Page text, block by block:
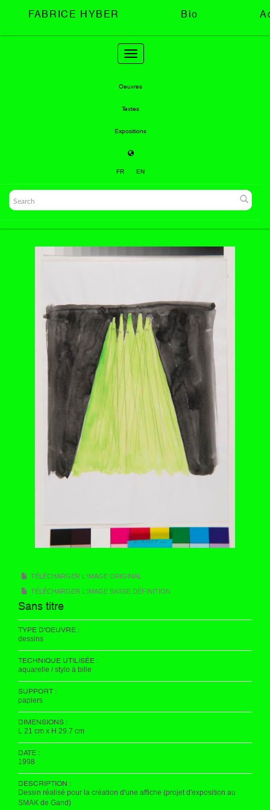
FABRICE HYBER Bio
Toggle
navigation
Oeuvres
Textes
Expositions
FR EN
TÉLÉCHARGER L'IMAGE ORIGINAL
TÉLÉCHARGER L'IMAGE BASSE DÉFINITION
Sans titre
TYPE D'OEUVRE :
dessins
TECHNIQUE UTILISÉE :
aquarelle / stylo à bille
SUPPORT :
papiers
DIMENSIONS :
L 21 cm x H 29.7 cm
DATE :
1998
DESCRIPTION :
Dessin réalisé pour la création d'une affiche (projet d'exposition au
SMAK de Gand)